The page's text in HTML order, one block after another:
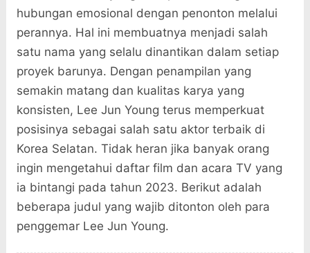
hubungan emosional dengan penonton melalui
perannya. Hal ini membuatnya menjadi salah
satu nama yang selalu dinantikan dalam setiap
proyek barunya. Dengan penampilan yang
semakin matang dan kualitas karya yang
konsisten, Lee Jun Young terus memperkuat
posisinya sebagai salah satu aktor terbaik di
Korea Selatan. Tidak heran jika banyak orang
ingin mengetahui daftar film dan acara TV yang
ia bintangi pada tahun 2023. Berikut adalah
beberapa judul yang wajib ditonton oleh para
penggemar Lee Jun Young.